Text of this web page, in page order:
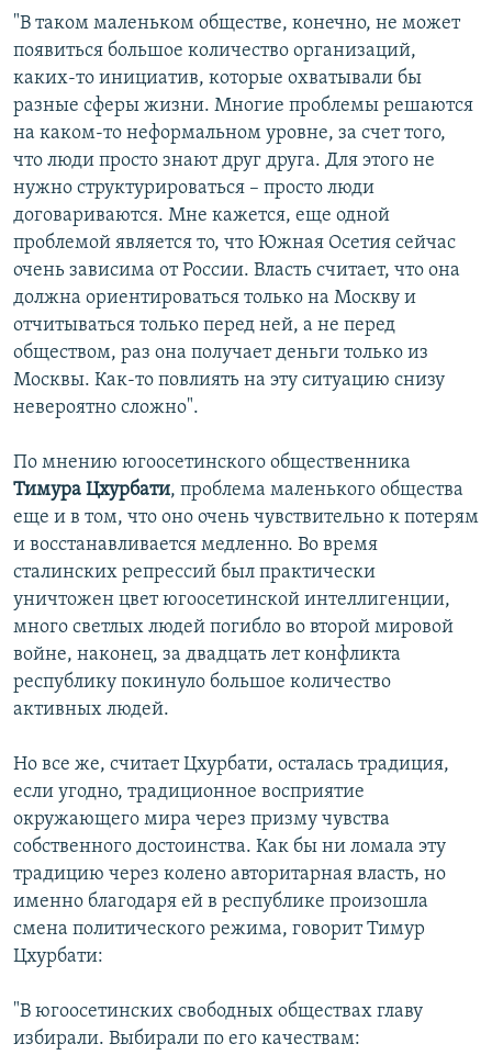
"В таком маленьком обществе, конечно, не может
появиться большое количество организаций,
каких-то инициатив, которые охватывали бы
разные сферы жизни. Многие проблемы решаются
на каком-то неформальном уровне, за счет того,
что люди просто знают друг друга. Для этого не
нужно структурироваться – просто люди
договариваются. Мне кажется, еще одной
проблемой является то, что Южная Осетия сейчас
очень зависима от России. Власть считает, что она
должна ориентироваться только на Москву и
отчитываться только перед ней, а не перед
обществом, раз она получает деньги только из
Москвы. Как-то повлиять на эту ситуацию снизу
невероятно сложно".
По мнению югоосетинского общественника
Тимура Цхурбати, проблема маленького общества
еще и в том, что оно очень чувствительно к потерям
и восстанавливается медленно. Во время
сталинских репрессий был практически
уничтожен цвет югоосетинской интеллигенции,
много светлых людей погибло во второй мировой
войне, наконец, за двадцать лет конфликта
республику покинуло большое количество
активных людей.
Но все же, считает Цхурбати, осталась традиция,
если угодно, традиционное восприятие
окружающего мира через призму чувства
собственного достоинства. Как бы ни ломала эту
традицию через колено авторитарная власть, но
именно благодаря ей в республике произошла
смена политического режима, говорит Тимур
Цхурбати:
"В югоосетинских свободных обществах главу
избирали. Выбирали по его качествам: